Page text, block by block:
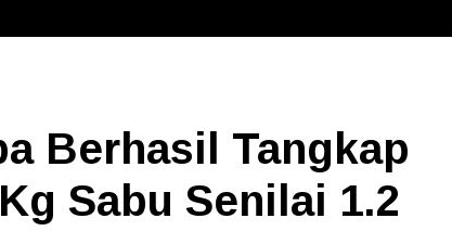
Berhasil Tangkap
Sabu Senilai 1.2